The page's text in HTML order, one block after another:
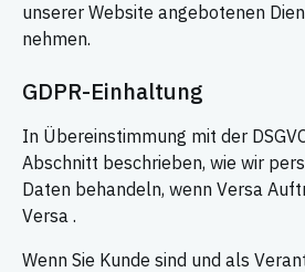
unserer Website angebotenen
nehmen.
GDPR-Einhaltung
In Übereinstimmung mit der
Abschnitt beschrieben, wie wir
Daten behandeln, wenn Versa
Versa .
Wenn Sie Kunde sind und als